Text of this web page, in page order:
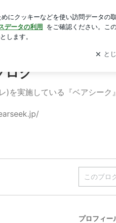
ログイン
グ
を実施している『ベアシーク
プロフィー